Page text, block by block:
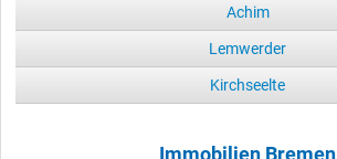
Achim
Lemwerder
Kirchseelte